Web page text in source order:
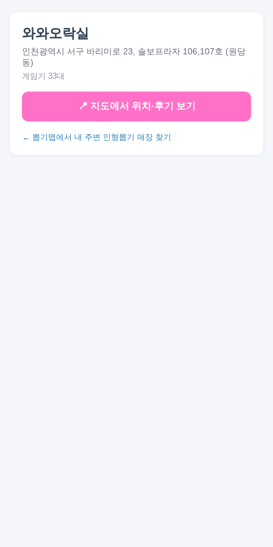
와와오락실
인천광역시 서구 바리미로 23, 솔보프라자 106,107호 (원당
동)
게임기 33대
📍 지도에서 위치·후기 보기
← 뽑기맵에서 내 주변 인형뽑기 매장 찾기